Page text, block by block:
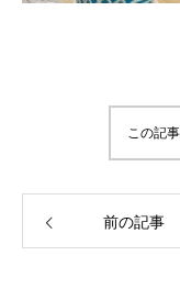
この記
前の記事